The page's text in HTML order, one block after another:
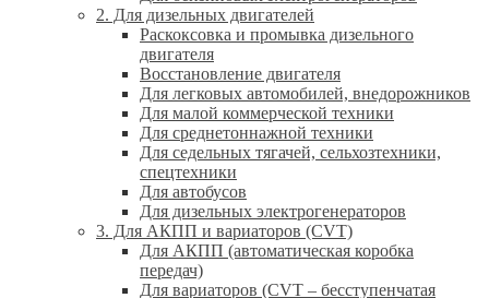
2. Для дизельных двигателей
Раскоксовка и промывка дизельного
двигателя
Восстановление двигателя
Для легковых автомобилей, внедорожников
Для малой коммерческой техники
Для среднетоннажной техники
Для седельных тягачей, сельхозтехники,
спецтехники
Для автобусов
Для дизельных электрогенераторов
3. Для АКПП и вариаторов (CVT)
Для АКПП (автоматическая коробка
передач)
Для вариаторов (CVT – бесступенчатая